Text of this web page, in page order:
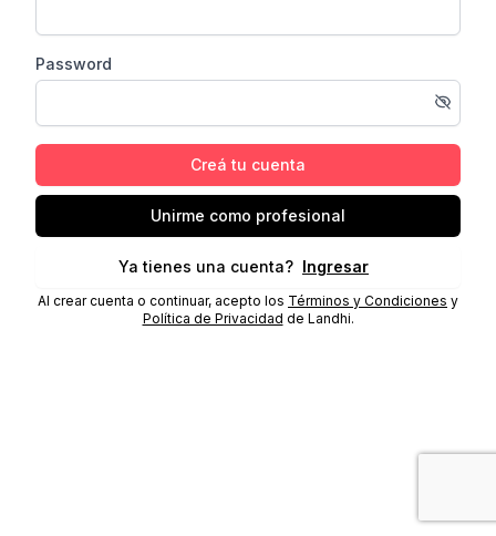
Password
Creá tu cuenta
Unirme como profesional
Ya tienes una cuenta? Ingresar
Al crear cuenta o continuar, acepto los Términos y Condiciones y
Política de Privacidad de Landhi.